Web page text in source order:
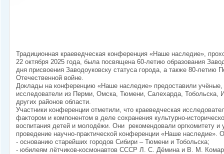
Традиционная краеведческая конференция «Наше наследие»,
22 октября 2025 года, была посвящена 60-летию образования
дня присвоения Заводоуковску статуса города, а также 80-летию
Отечественной войне.
Доклады на конференцию «Наше наследие» предоставили учёные,
исследователи из Перми, Омска, Тюмени, Салехарда, Тобольска,
других районов области.
Участники конференции отметили, что краеведческая
фактором и компонентом в деле сохранения культурно-
воспитания детей и молодёжи. Они рекомендовали оргкомитету и
проведение научно-практической конференции «Наше
- основанию старейших городов Сибири – Тюмени и Тобольска;
- юбилеям лётчиков-космонавтов СССР Л. С. Дёмина и В. М.